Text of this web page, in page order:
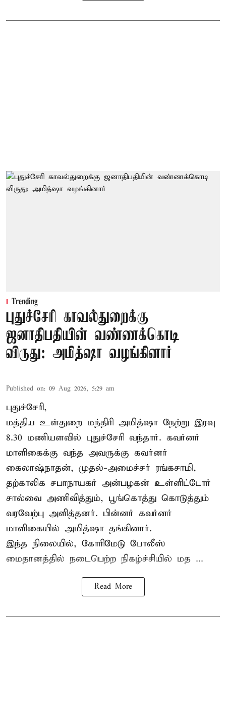
Trending
புதுச்சேரி காவல்துறைக்கு
ஜனாதிபதியின் வண்ணக்கொடி
விருது: அமித்ஷா வழங்கினார்
Published on: 09 Aug 2026, 5:29 am
புதுச்சேரி,
மத்திய உள்துறை மந்திரி அமித்ஷா நேற்று இரவு
8.30 மணியளவில் புதுச்சேரி வந்தார். கவர்னர்
மாளிகைக்கு வந்த அவருக்கு கவர்னர்
கைலாஷ்நாதன், முதல்-அமைச்சர் ரங்கசாமி,
தற்காலிக சபாநாயகர் அன்பழகன் உள்ளிட்டோர்
சால்வை அணிவித்தும், பூங்கொத்து கொடுத்தும்
வரவேற்பு அளித்தனர். பின்னர் கவர்னர்
மாளிகையில் அமித்ஷா தங்கினார்.
இந்த நிலையில், கோரிமேடு போலீஸ்
மைதானத்தில் நடைபெற்ற நிகழ்ச்சியில் மத ...
Read More